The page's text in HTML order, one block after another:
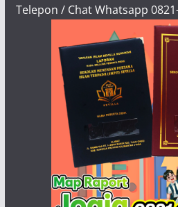
Telepon / Chat Whatsapp